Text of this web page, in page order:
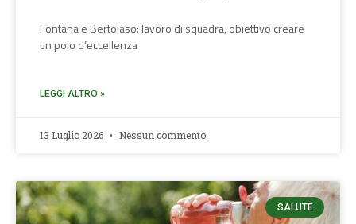
Fontana e Bertolaso: lavoro di squadra, obiettivo creare
un polo d’eccellenza
LEGGI ALTRO »
13 Luglio 2026 Nessun commento
SALUTE